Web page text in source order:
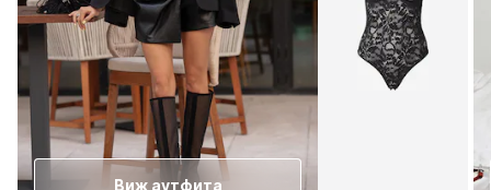
Виж аутфита